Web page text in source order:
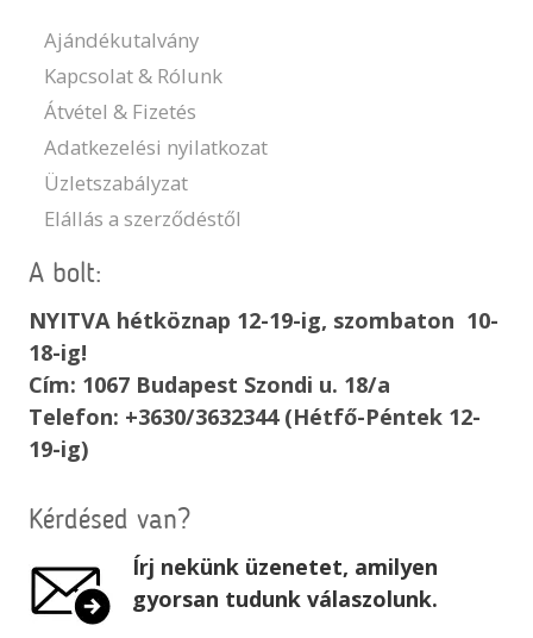
Ajándékutalvány
Kapcsolat & Rólunk
Átvétel & Fizetés
Adatkezelési nyilatkozat
Üzletszabályzat
Elállás a szerződéstől
A bolt:
NYITVA hétköznap 12-19-ig, szombaton 10-
18-ig!
Cím: 1067 Budapest Szondi u. 18/a
Telefon: +3630/3632344 (Hétfő-Péntek 12-
19-ig)
Kérdésed van?
Írj nekünk üzenetet, amilyen
gyorsan tudunk válaszolunk.